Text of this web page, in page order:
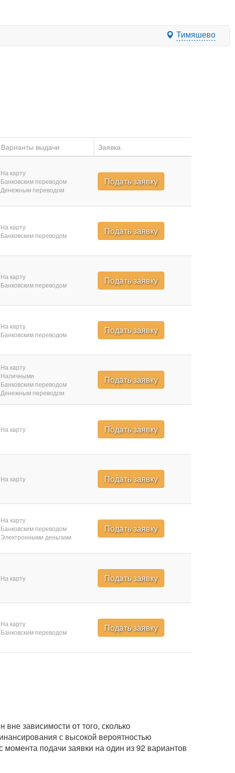
Тимяшево
Варианты выдачи Заявка
На карту
Банковским переводом
Денежным переводом
Подать заявку
На карту
Банковским переводом
Подать заявку
На карту
Банковским переводом
Подать заявку
На карту
Банковским переводом
Подать заявку
На карту
Наличными
Банковским переводом
Денежным переводом
Подать заявку
На карту Подать заявку
На карту Подать заявку
На карту
Банковским переводом
Электронными деньгами
Подать заявку
На карту Подать заявку
На карту
Банковским переводом
Подать заявку
зависимости от того, сколько
с высокой вероятностью
подачи заявки на один из 92 вариантов